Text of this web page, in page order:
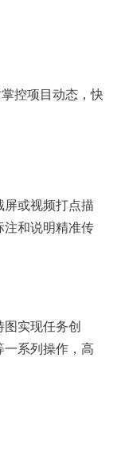
控项目动态，快
或视频打点描
注和说明精准传
图实现任务创
系列操作，高